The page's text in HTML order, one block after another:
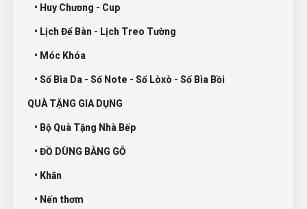
• Huy Chương - Cup
• Lịch Để Bàn - Lịch Treo Tường
• Móc Khóa
• Sổ Bìa Da - Sổ Note - Sổ Lòxò - Sổ Bìa Bồi
QUÀ TẶNG GIA DỤNG
• Bộ Quà Tặng Nhà Bếp
• ĐỒ DÙNG BẰNG GỖ
• Khăn
• Nến thơm